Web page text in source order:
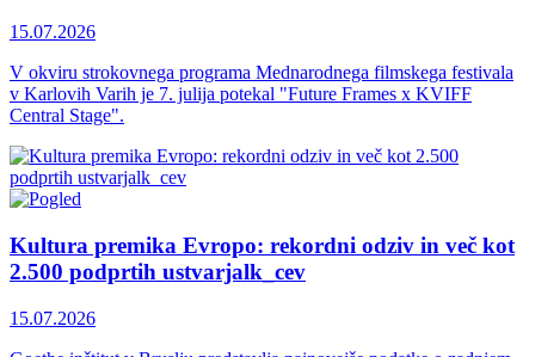
15.07.2026
V okviru strokovnega programa Mednarodnega filmskega festivala
v Karlovih Varih je 7. julija potekal "Future Frames x KVIFF
Central Stage".
Kultura premika Evropo: rekordni odziv in več kot
2.500 podprtih ustvarjalk_cev
15.07.2026